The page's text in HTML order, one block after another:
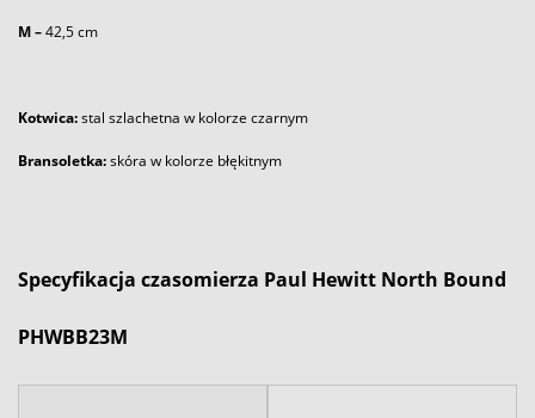
M –42,5 cm
Kotwica:stal szlachetna w kolorze czarnym
Bransoletka:skóra w kolorze błękitnym
Specyfikacja czasomierza Paul Hewitt North Bound
PHWBB23M